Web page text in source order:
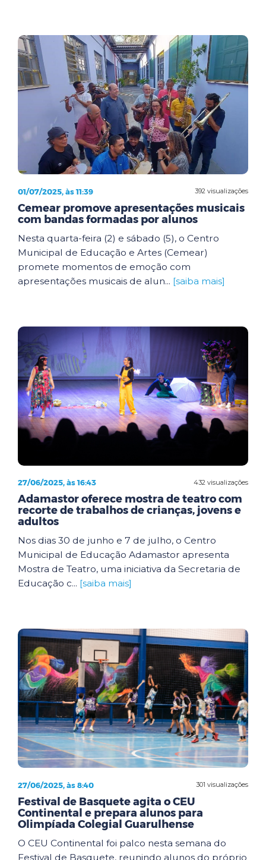
392 visualizações
01/07/2025, às 11:39
Cemear promove apresentações musicais
com bandas formadas por alunos
Nesta quarta-feira (2) e sábado (5), o Centro
Municipal de Educação e Artes (Cemear)
promete momentos de emoção com
apresentações musicais de alun... [saiba mais]
432 visualizações
27/06/2025, às 16:43
Adamastor oferece mostra de teatro com
recorte de trabalhos de crianças, jovens e
adultos
Nos dias 30 de junho e 7 de julho, o Centro
Municipal de Educação Adamastor apresenta
Mostra de Teatro, uma iniciativa da Secretaria de
Educação c... [saiba mais]
301 visualizações
27/06/2025, às 8:40
Festival de Basquete agita o CEU
Continental e prepara alunos para
Olimpíada Colegial Guarulhense
O CEU Continental foi palco nesta semana do
Festival de Basquete, reunindo alunos do próprio